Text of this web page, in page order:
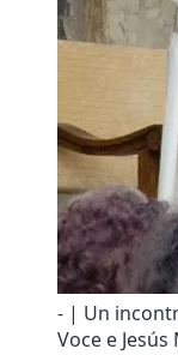
- | Un
Voce e